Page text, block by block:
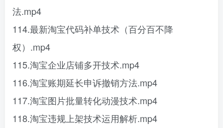
法.mp4
114.最新淘宝代码补单技术（百分百不降
权）.mp4
115.淘宝企业店铺多开技术.mp4
116.淘宝账期延长申诉撤销方法.mp4
117.淘宝图片批量转化动漫技术.mp4
118.淘宝违规上架技术运用解析.mp4